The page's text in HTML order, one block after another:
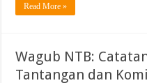
Read More »
Wagub NTB:
Tantangan dan